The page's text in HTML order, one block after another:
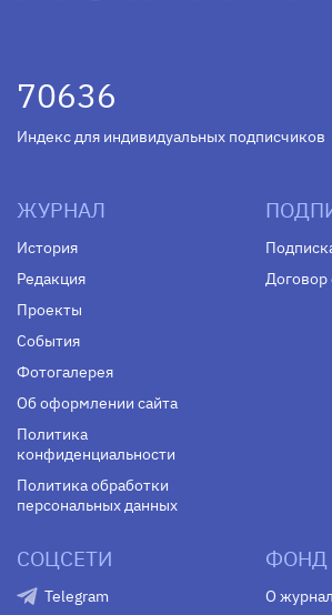
70636
Индекс для индивидуальных подписчиков
ЖУРНАЛ
История
Редакция
Проекты
События
Фотогалерея
Об оформлении сайта
Политика
конфиденциальности
Политика обработки
персональных данных
СОЦСЕТИ
Telegram
ФОНД
О